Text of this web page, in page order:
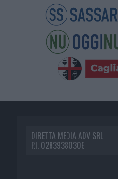
DIRETTA MEDIA ADV SRL
P.I. 02839380306